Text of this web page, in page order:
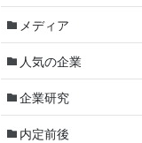
メディア
人気の企業
企業研究
内定前後